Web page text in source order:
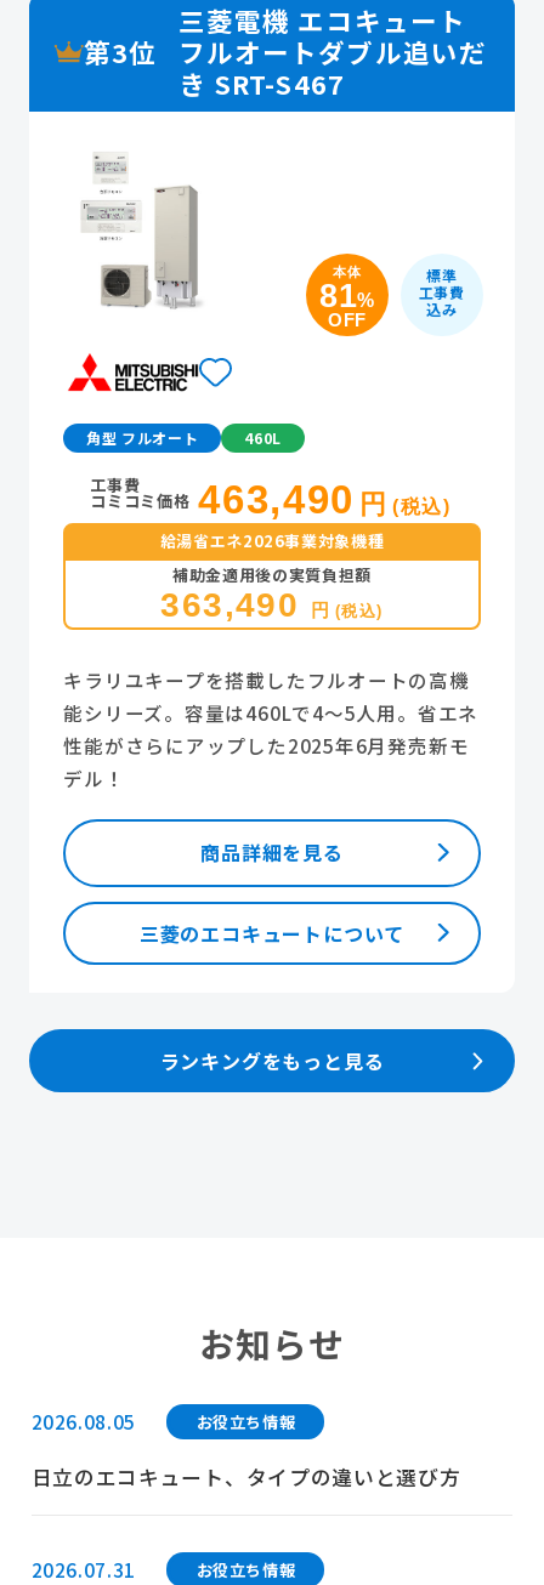
第3位
三菱電機 エコキュート
フルオートダブル追いだ
き SRT-S467
角型 フルオート 460L
本体
81%
OFF
標準
工事費
込み
キラリユキープを搭載したフルオートの高機
能シリーズ。容量は460Lで4～5人用。省エネ
性能がさらにアップした2025年6月発売新モ
デル！
給湯省エネ2026事業対象機種
補助金適用後の実質負担額
363,490 円 (税込)
工事費
コミコミ価格 463,490 円 (税込)
商品詳細を見る
三菱のエコキュートについて
ランキングをもっと見る
お知らせ
2026.08.05 お役立ち情報
日立のエコキュート、タイプの違いと選び方
2026.07.31 お役立ち情報